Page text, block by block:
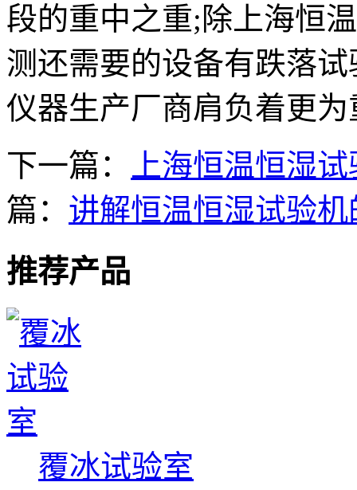
段的重中之重;除上海恒
测还需要的设备有跌落
仪器生产厂商肩负着更
下一篇：
上海恒温恒湿
篇： 讲解恒温恒湿试验
推荐产品
覆冰试验室